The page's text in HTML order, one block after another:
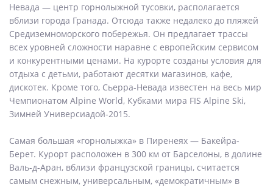
Невада — центр горнолыжной тусовки, располагается
вблизи города Гранада. Отсюда также недалеко до пляжей
Средиземноморского побережья. Он предлагает трассы
всех уровней сложности наравне с европейским сервисом
и конкурентными ценами. На курорте созданы условия для
отдыха с детьми, работают десятки магазинов, кафе,
дискотек. Кроме того, Сьерра-Невада известен на весь мир
Чемпионатом Alpine World, Кубками мира FIS Alpine Ski,
Зимней Универсиадой-2015.
Самая большая «горнолыжка» в Пиренеях — Бакейра-
Берет. Курорт расположен в 300 км от Барселоны, в долине
Валь-д-Аран, вблизи французской границы, считается
самым снежным, универсальным, «демократичным» в